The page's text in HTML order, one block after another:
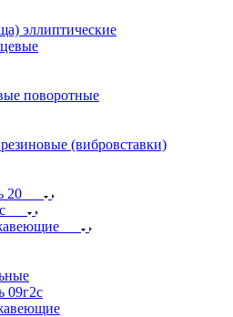
эллиптические
поворотные
(вибровставки)
20
09г2с